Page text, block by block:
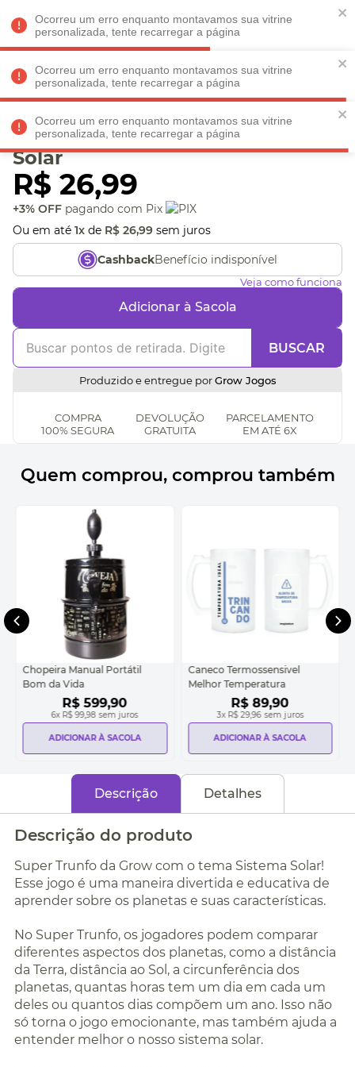
Ocorreu um erro enquanto montavamos sua vitrine
personalizada, tente recarregar a página
Ocorreu um erro enquanto montavamos sua vitrine
personalizada, tente recarregar a página
Ocorreu um erro enquanto montavamos sua vitrine
personalizada, tente recarregar a página
Faltam REGULAMENTO
Veja produtos perto de você! Informe seu CEP
Super Trunfo Sistema
Solar
R$ 26,99
+3% OFF pagando com Pix
Ou em até 1x de R$ 26,99 sem juros
CashbackBenefício indisponível
Veja como funciona
Adicionar à Sacola
BUSCAR
Produzido e entregue por Grow Jogos
COMPRA
100% SEGURA
DEVOLUÇÃO
GRATUITA
PARCELAMENTO
EM ATÉ 6X
Quem comprou, comprou também
Chopeira Manual Portátil
Bom da Vida
R$ 599,90
6x R$ 99,98 sem juros
ADICIONAR À SACOLA
Caneco Termossensivel
Melhor Temperatura
R$ 89,90
3x R$ 29,96 sem juros
ADICIONAR À SACOLA
Descrição Detalhes
Descrição do produto
Super Trunfo da Grow com o tema Sistema Solar!
Esse jogo é uma maneira divertida e educativa de
aprender sobre os planetas e suas características.
No Super Trunfo, os jogadores podem comparar
diferentes aspectos dos planetas, como a distância
da Terra, distância ao Sol, a circunferência dos
planetas, quantas horas tem um dia em cada um
deles ou quantos dias compõem um ano. Isso não
só torna o jogo emocionante, mas também ajuda a
entender melhor o nosso sistema solar.